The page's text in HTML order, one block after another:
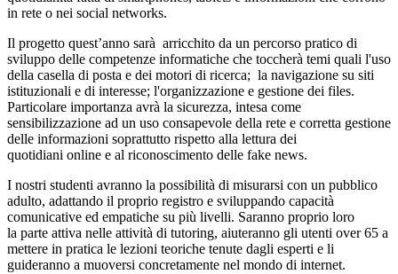
in rete o nei social networks.
Il progetto quest’anno sarà arricchito da un percorso pratico di
sviluppo delle competenze informatiche che toccherà temi quali l'uso
della casella di posta e dei motori di ricerca; la navigazione su siti
istituzionali e di interesse; l'organizzazione e gestione dei files.
Particolare importanza avrà la sicurezza, intesa come
sensibilizzazione ad un uso consapevole della rete e corretta gestione
delle informazioni soprattutto rispetto alla lettura dei
quotidiani online e al riconoscimento delle fake news.
I nostri studenti avranno la possibilità di misurarsi con un pubblico
adulto, adattando il proprio registro e sviluppando capacità
comunicative ed empatiche su più livelli. Saranno proprio loro
la parte attiva nelle attività di tutoring, aiuteranno gli utenti over 65 a
mettere in pratica le lezioni teoriche tenute dagli esperti e li
guideranno a muoversi concretamente nel mondo di internet.